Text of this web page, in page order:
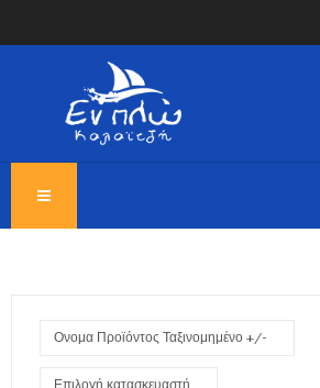
Ονομα Προϊόντος Ταξινομημένο +/-
Επιλογή κατασκευαστή